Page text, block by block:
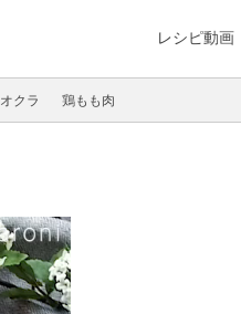
レシピ動画
オクラ 鶏もも肉